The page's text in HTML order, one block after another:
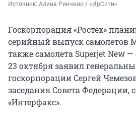
Источник: Алина Ринчино / «ИрСити»
Госкорпорация «Ростех»
серийный выпуск самолетов
также самолета Superjet New —
23 октября заявил
госкорпорации Сергей
заседания Совета Федерации,
«Интерфакс».